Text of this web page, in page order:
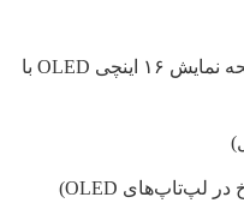
ROG Zephyrus G16 (2026) به یک صفحه نمایش ۱۶ اینچی OLED با